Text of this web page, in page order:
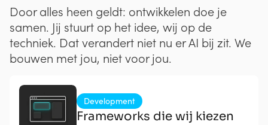
Door alles heen geldt: ontwikkelen doe je
samen. Jij stuurt op het idee, wij op de
techniek. Dat verandert niet nu er AI bij zit. We
bouwen met jou, niet voor jou.
Development
Frameworks die wij kiezen